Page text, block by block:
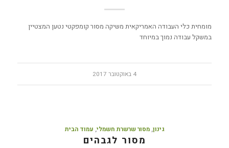
מומחית כלי העבודה האמריקאית משיקה מסור קומפקטי נטען המצטיין
במשקל עבודה נמוך במיוחד
4 באוקטובר 2017
גינון,מסור שרשרת חשמלי, עמוד הבית
מסור לגבהים